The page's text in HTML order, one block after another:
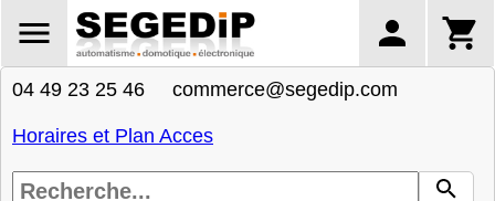
04 49 23 25 46 commerce@segedip.com
Horaires et Plan Acces